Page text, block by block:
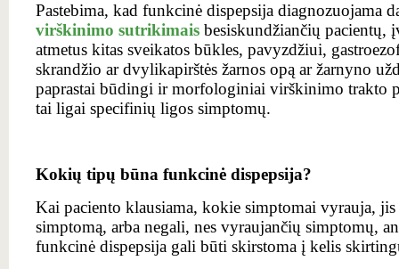
Pastebima, kad funkcinė dispepsija diagnozuojama
virškinimo sutrikimais besiskundžiančių pacientų,
atmetus kitas sveikatos būkles, pavyzdžiui,
skrandžio ar dvylikapirštės žarnos opą ar žarnyno
paprastai būdingi ir morfologiniai virškinimo trakto
tai ligai specifinių ligos simptomų.
Kokių tipų būna funkcinė dispepsija?
Kai paciento klausiama, kokie simptomai vyrauja,
simptomą, arba negali, nes vyraujančių simptomų,
funkcinė dispepsija gali būti skirstoma į kelis